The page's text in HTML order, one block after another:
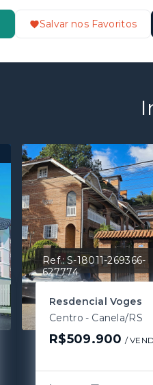
Salvar nos Favoritos
Ref.:S-18011-269366-
627774
Resdencial Voges
Centro - Canela/RS
R$509.900 /